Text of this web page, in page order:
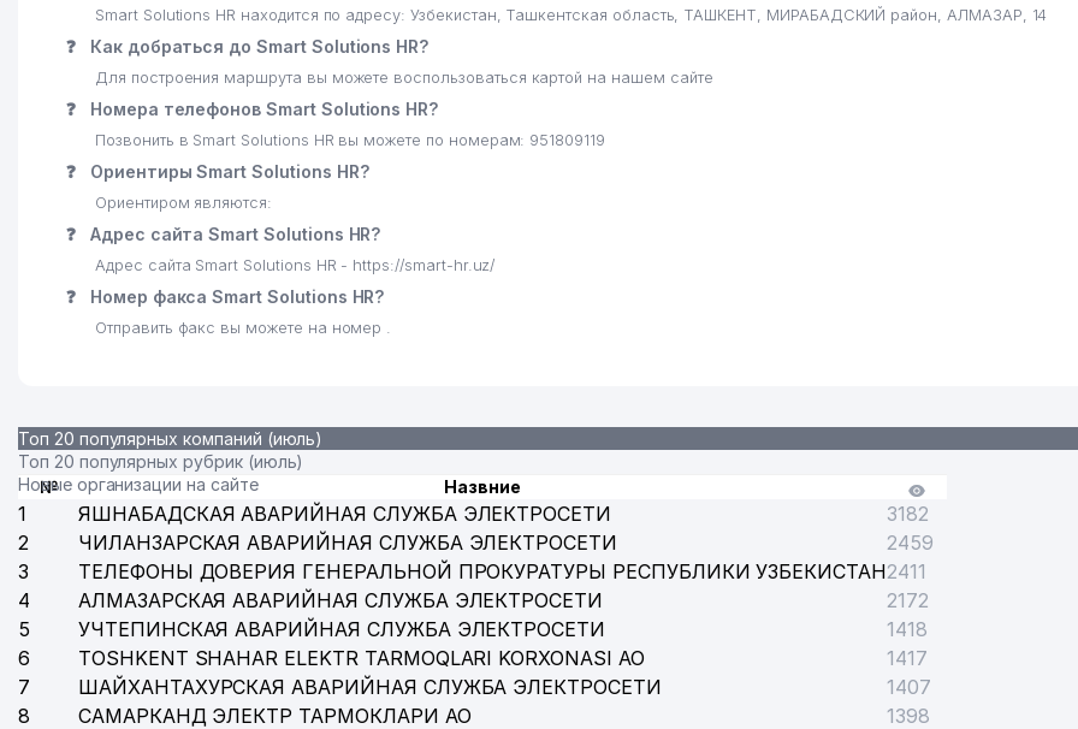
Smart Solutions HR находится по адресу: Узбекистан, Ташкентская область, ТАШКЕНТ, МИРАБАДСКИЙ район, АЛМАЗАР, 14
❓ Как добраться до Smart Solutions HR?
Для построения маршрута вы можете воспользоваться картой на нашем сайте
❓ Номера телефонов Smart Solutions HR?
Позвонить в Smart Solutions HR вы можете по номерам: 951809119
❓ Ориентиры Smart Solutions HR?
Ориентиром являются:
❓ Адрес сайта Smart Solutions HR?
Адрес сайта Smart Solutions HR - https://smart-hr.uz/
❓ Номер факса Smart Solutions HR?
Отправить факс вы можете на номер .
Топ 20 популярных компаний (июль)
Топ 20 популярных рубрик (июль)
Новые организации на сайте
№ Назвние
1 ЯШНАБАДСКАЯ АВАРИЙНАЯ СЛУЖБА ЭЛЕКТРОСЕТИ
3182
2
ЧИЛАНЗАРСКАЯ АВАРИЙНАЯ СЛУЖБА ЭЛЕКТРОСЕТИ
2459
3
ТЕЛЕФОНЫ ДОВЕРИЯ ГЕНЕРАЛЬНОЙ ПРОКУРАТУРЫ РЕСПУБЛИКИ УЗБЕКИСТАН2411
4
АЛМАЗАРСКАЯ АВАРИЙНАЯ СЛУЖБА ЭЛЕКТРОСЕТИ
2172
5
УЧТЕПИНСКАЯ АВАРИЙНАЯ СЛУЖБА ЭЛЕКТРОСЕТИ
1418
6
TOSHKENT SHAHAR ELEKTR TARMOQLARI KORXONASI АО
1417
7
ШАЙХАНТАХУРСКАЯ АВАРИЙНАЯ СЛУЖБА ЭЛЕКТРОСЕТИ
1407
8
САМАРКАНД ЭЛЕКТР ТАРМОКЛАРИ АО
1398